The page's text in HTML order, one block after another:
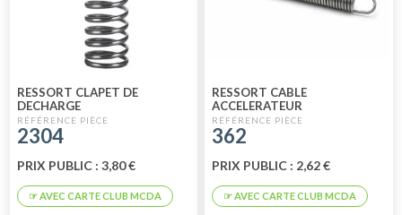
RESSORT CLAPET DE
DECHARGE
2304
PRIX PUBLIC : 3,80 €
RESSORT CABLE
ACCELERATEUR
362
PRIX PUBLIC : 2,62 €